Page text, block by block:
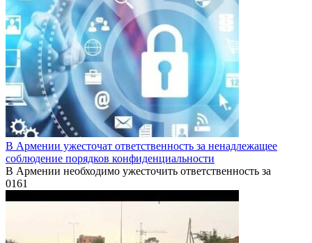
В Армении ужесточат ответственность за ненадлежащее
соблюдение порядков конфиденциальности
В Армении необходимо ужесточить ответственность за
0161